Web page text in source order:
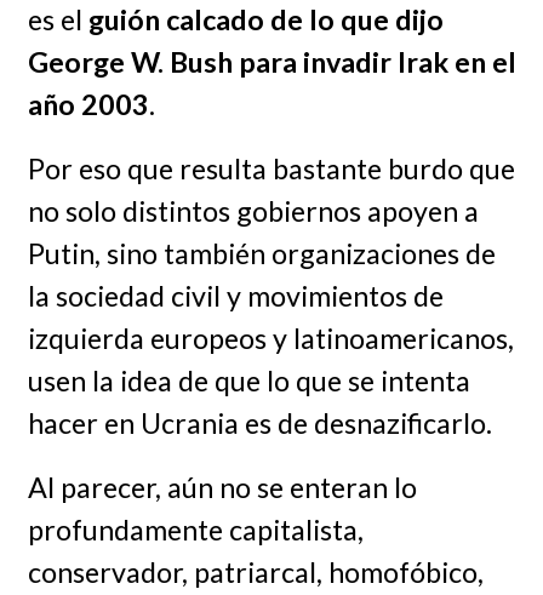
es el guión calcado de lo que dijo
George W. Bush para invadir Irak en el
año 2003.
Por eso que resulta bastante burdo que
no solo distintos gobiernos apoyen a
Putin, sino también organizaciones de
la sociedad civil y movimientos de
izquierda europeos y latinoamericanos,
usen la idea de que lo que se intenta
hacer en Ucrania es de desnazificarlo.
Al parecer, aún no se enteran lo
profundamente capitalista,
conservador, patriarcal, homofóbico,